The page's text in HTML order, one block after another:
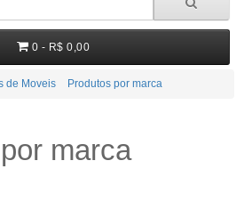
0 - R$ 0,00
de Moveis Produtos por marca
marca